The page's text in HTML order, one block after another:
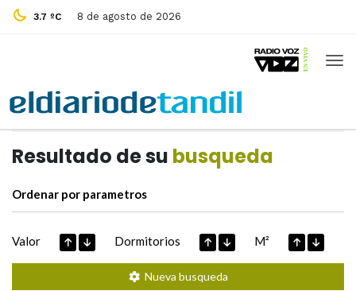
3.7 ºC 8 de agosto de 2026
Resultado de su busqueda
Ordenar por parametros
Valor Dormitorios M²
Nueva busqueda